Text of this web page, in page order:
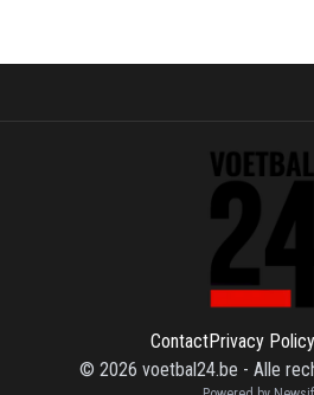
ContactPrivacy Policy
© 2026 voetbal24.be - Alle